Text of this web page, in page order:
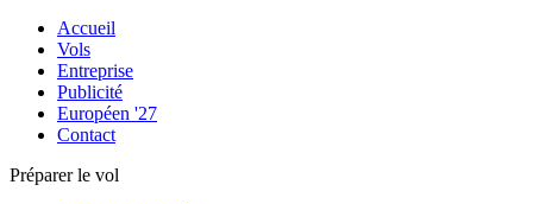
Accueil
Vols
Entreprise
Publicité
Européen '27
Contact
Préparer le vol